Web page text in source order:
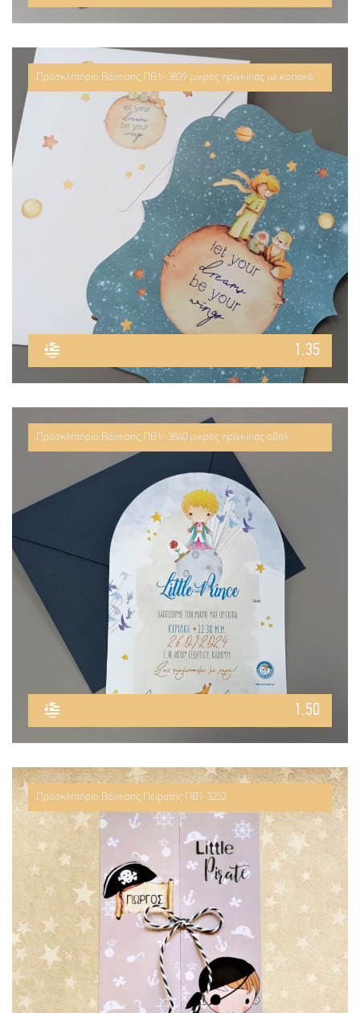
Προσκλητήριο Βάπτισης ΠΒ1- 3839 μικρός πρίγκιπας με κοπτικό
1.35
Προσκλητήριο Βάπτισης ΠΒ1- 3840 μικρός πρίγκιπας οβάλ
1.50
Προσκλητήριο Βάπτισης Πειρατής ΠΒ1-3252